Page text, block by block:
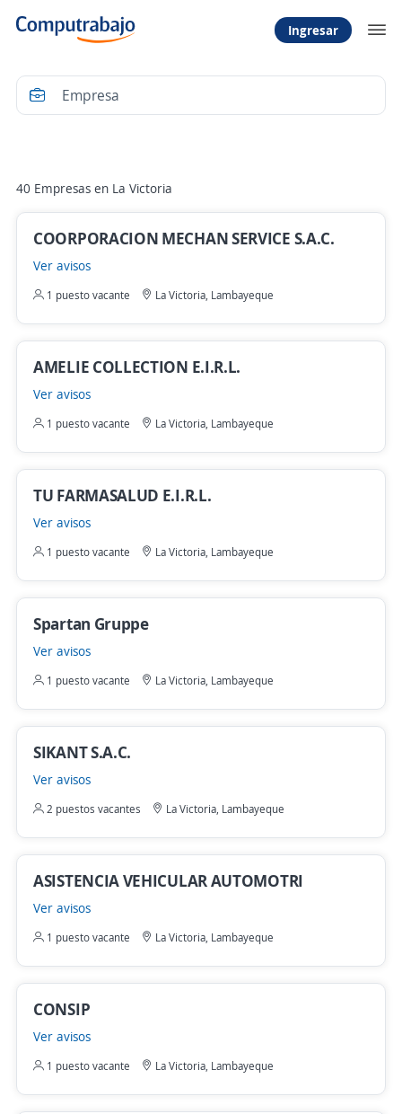
Ingresar
40 Empresas en La Victoria
COORPORACION MECHAN SERVICE S.A.C.
Ver avisos
1 puesto vacante La Victoria, Lambayeque
AMELIE COLLECTION E.I.R.L.
Ver avisos
1 puesto vacante La Victoria, Lambayeque
TU FARMASALUD E.I.R.L.
Ver avisos
1 puesto vacante La Victoria, Lambayeque
Spartan Gruppe
Ver avisos
1 puesto vacante La Victoria, Lambayeque
SIKANT S.A.C.
Ver avisos
2 puestos vacantes La Victoria, Lambayeque
ASISTENCIA VEHICULAR AUTOMOTRI
Ver avisos
1 puesto vacante La Victoria, Lambayeque
CONSIP
Ver avisos
1 puesto vacante La Victoria, Lambayeque